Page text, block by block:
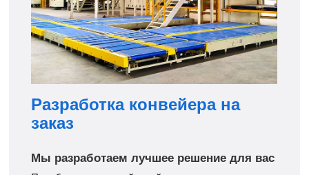
Разработка конвейера на
заказ
Мы разработаем лучшее решение для вас